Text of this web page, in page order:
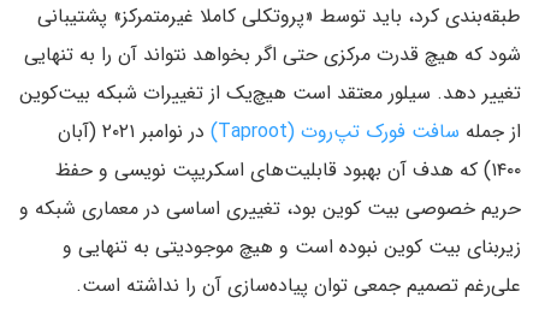
طبقه‌بندی کرد، باید توسط «پروتکلی کاملا غیرمتمرکز» پشتیبانی
شود که هیچ قدرت مرکزی حتی اگر بخواهد نتواند آن را به تنهایی
تغییر دهد. سیلور معتقد است هیچ‌یک از تغییرات شبکه بیت‌کوین
از جمله سافت فورک تپ‌روت (Taproot)
در نوامبر ۲۰۲۱ (آبان
۱۴۰۰) که هدف آن بهبود قابلیت‌های اسکریپت نویسی و حفظ
حریم خصوصی بیت کوین بود، تغییری اساسی در معماری شبکه و
زیربنای بیت کوین نبوده است و هیچ موجودیتی به تنهایی و
علی‌رغم تصمیم جمعی توان پیاده‌سازی آن را نداشته است.